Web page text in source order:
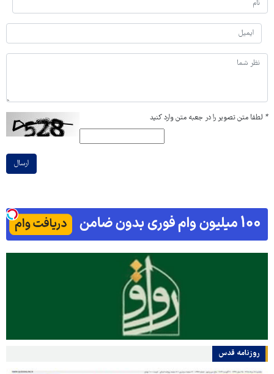
* لطفا متن تصویر را در جعبه متن وارد کنید
ارسال
روزنامه قدس